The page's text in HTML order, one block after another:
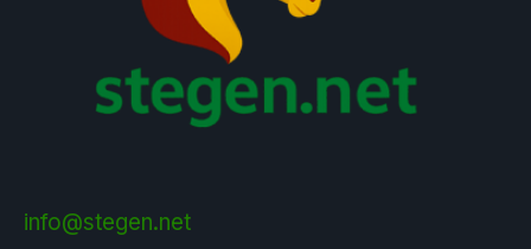
info@stegen.net